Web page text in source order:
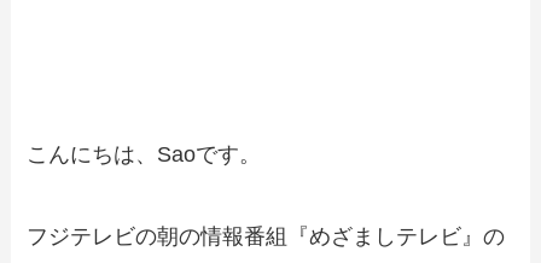
こんにちは、Saoです。
フジテレビの朝の情報番組『めざましテレビ』の